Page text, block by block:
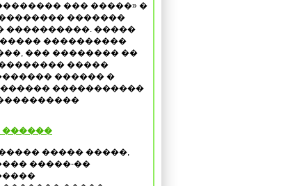
��� �����» �
�������
����������. �����
����������
��� �������� ��
�����
������ �
�����������
������
����� �����,
�����-��